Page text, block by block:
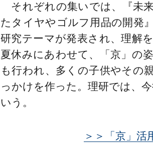
それぞれの集いでは、『未
たタイヤやゴルフ用品の開発
研究テーマが発表され、理解
夏休みにあわせて、「京」の
も行われ、多くの子供やその
っかけを作った。理研では、
いう。
＞＞「京」活